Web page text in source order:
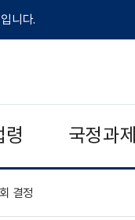
니다.
령 국정과제
결정